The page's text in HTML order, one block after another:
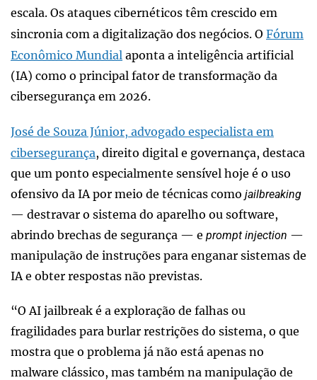
escala. Os ataques cibernéticos têm crescido em
sincronia com a digitalização dos negócios. O Fórum
Econômico Mundial aponta a inteligência artificial
(IA) como o principal fator de transformação da
cibersegurança em 2026.
José de Souza Júnior, advogado especialista em
cibersegurança, direito digital e governança, destaca
que um ponto especialmente sensível hoje é o uso
ofensivo da IA por meio de técnicas como jailbreaking
— destravar o sistema do aparelho ou software,
abrindo brechas de segurança — e prompt injection —
manipulação de instruções para enganar sistemas de
IA e obter respostas não previstas.
“O AI jailbreak é a exploração de falhas ou
fragilidades para burlar restrições do sistema, o que
mostra que o problema já não está apenas no
malware clássico, mas também na manipulação de